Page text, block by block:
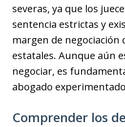
severas, ya que los
sentencia estrictas y
margen de
estatales. Aunque aún
negociar, es
abogado
Comprender los